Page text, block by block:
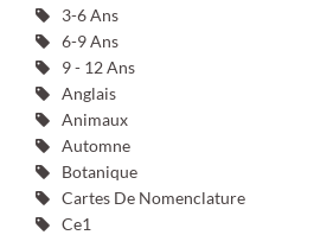
3-6 Ans
6-9 Ans
9 - 12 Ans
Anglais
Animaux
Automne
Botanique
Cartes De Nomenclature
Ce1